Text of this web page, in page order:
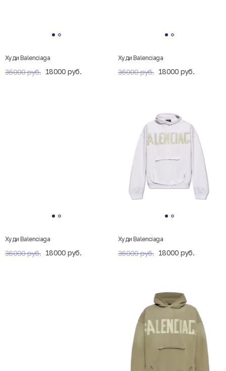
Худи Balenciaga
36000 руб. 18000 руб.
Худи Balenciaga
36000 руб. 18000 руб.
Худи Balenciaga
36000 руб. 18000 руб.
Худи Balenciaga
36000 руб. 18000 руб.